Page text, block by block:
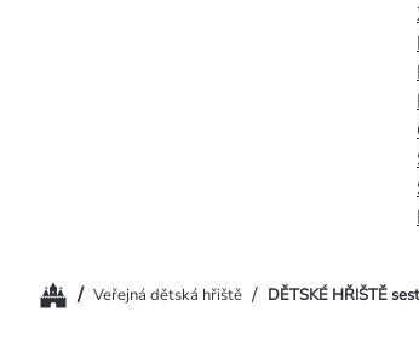
Domů/ Veřejná dětská hřiště / DĚTSKÉ HŘIŠTĚ